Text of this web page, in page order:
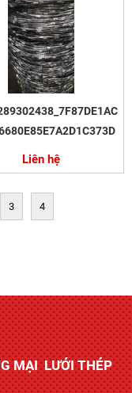
Liên hệ
3 4
MẠI LƯỚI THÉP